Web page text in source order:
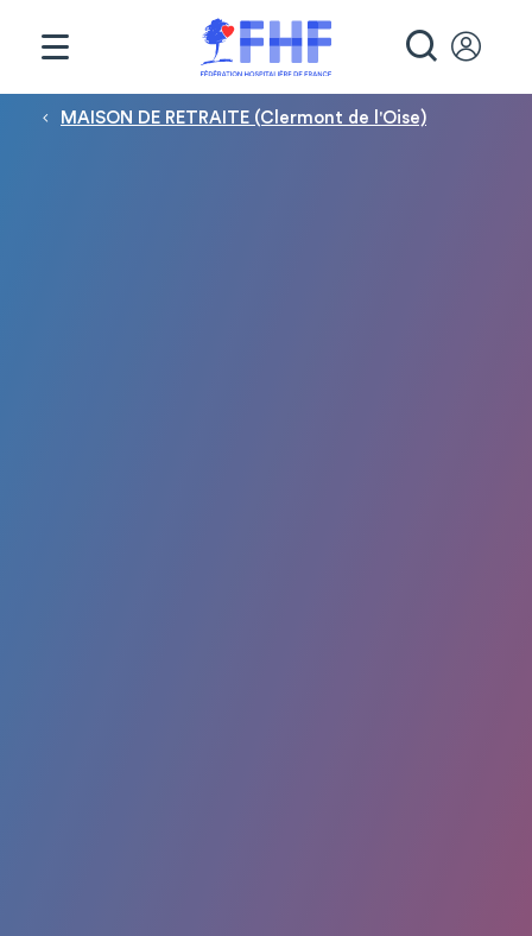
Fil d'Ariane
MAISON DE RETRAITE (Clermont de l'Oise)
Panneau de gestion des cookies